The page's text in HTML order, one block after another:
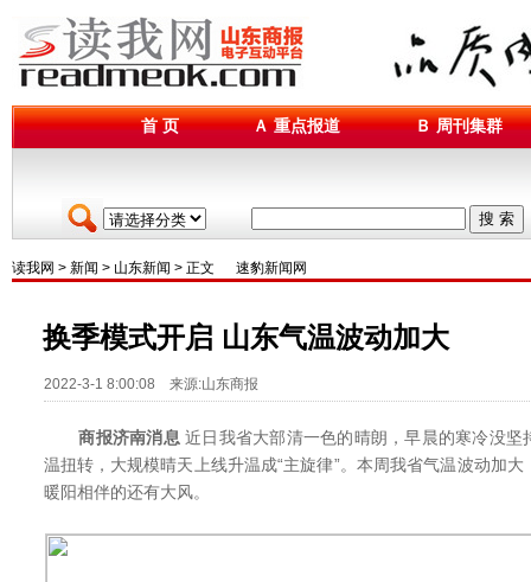
首 页 Ａ 重点报道 Ｂ 周刊集群
搜 索
读我网 > 新闻 > 山东新闻 > 正文 速豹新闻网
换季模式开启 山东气温波动加大
2022-3-1 8:00:08 来源:山东商报
商报济南消息 近日我省大部清一色的晴朗，早晨的寒冷没
温扭转，大规模晴天上线升温成“主旋律”。本周我省气温波动加
暖阳相伴的还有大风。